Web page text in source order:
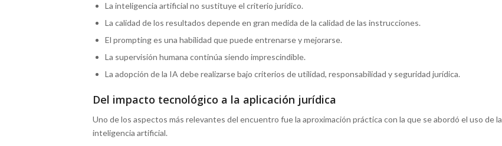
La inteligencia artificial no sustituye el criterio jurídico.
La calidad de los resultados depende en gran medida de la calidad de las instrucciones.
El prompting es una habilidad que puede entrenarse y mejorarse.
La supervisión humana continúa siendo imprescindible.
La adopción de la IA debe realizarse bajo criterios de utilidad, responsabilidad y seguridad jurídica.
Del impacto tecnológico a la aplicación jurídica
Uno de los aspectos más relevantes del encuentro fue la aproximación práctica con la que se abordó el uso de la
inteligencia artificial.